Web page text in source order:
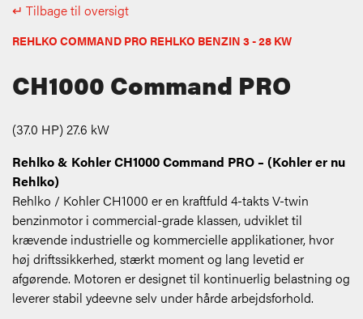
↵ Tilbage til oversigt
REHLKO COMMAND PRO REHLKO BENZIN 3 - 28 KW
CH1000 Command PRO
(37.0 HP) 27.6 kW
Rehlko & Kohler CH1000 Command PRO – (Kohler er nu
Rehlko)
Rehlko / Kohler CH1000 er en kraftfuld 4-takts V-twin
benzinmotor i commercial-grade klassen, udviklet til
krævende industrielle og kommercielle applikationer, hvor
høj driftssikkerhed, stærkt moment og lang levetid er
afgørende. Motoren er designet til kontinuerlig belastning og
leverer stabil ydeevne selv under hårde arbejdsforhold.